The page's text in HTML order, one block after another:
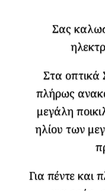
Σας
Στα οπτικά
πλήρως
μεγάλη
ηλίου των
Για πέντε και